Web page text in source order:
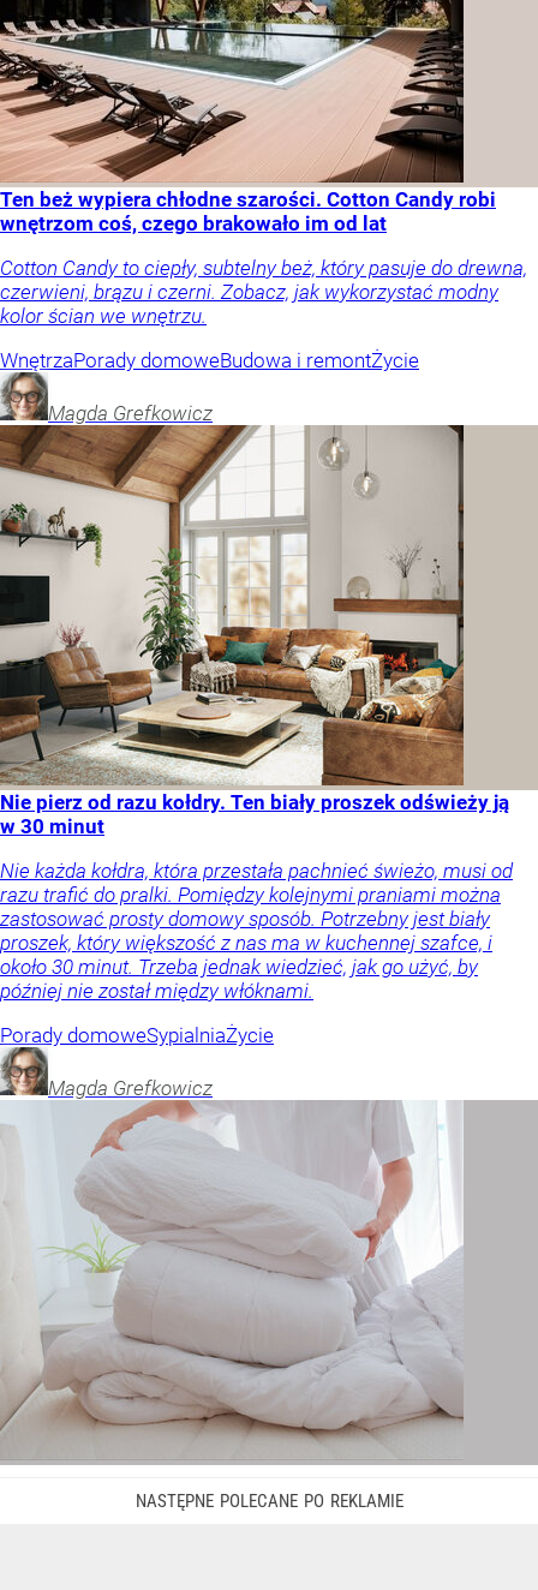
Ten beż wypiera chłodne szarości. Cotton Candy robi
wnętrzom coś, czego brakowało im od lat
Cotton Candy to ciepły, subtelny beż, który pasuje do drewna,
czerwieni, brązu i czerni. Zobacz, jak wykorzystać modny
kolor ścian we wnętrzu.
WnętrzaPorady domoweBudowa i remontŻycie
Magda Grefkowicz
Nie pierz od razu kołdry. Ten biały proszek odświeży ją
w 30 minut
Nie każda kołdra, która przestała pachnieć świeżo, musi od
razu trafić do pralki. Pomiędzy kolejnymi praniami można
zastosować prosty domowy sposób. Potrzebny jest biały
proszek, który większość z nas ma w kuchennej szafce, i
około 30 minut. Trzeba jednak wiedzieć, jak go użyć, by
później nie został między włóknami.
Porady domoweSypialniaŻycie
Magda Grefkowicz